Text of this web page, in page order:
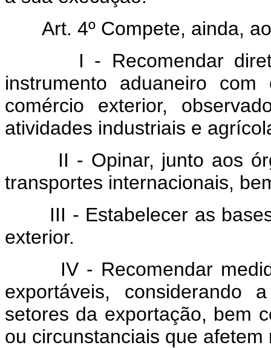
Art. 4º Compete, ainda,
I - Recomendar
instrumento aduaneiro
comércio exterior,
atividades industriais e
II - Opinar, junto aos
transportes internacionais,
III - Estabelecer as bases
exterior.
IV - Recomendar
exportáveis, considerando
setores da exportação, bem
ou circunstanciais que